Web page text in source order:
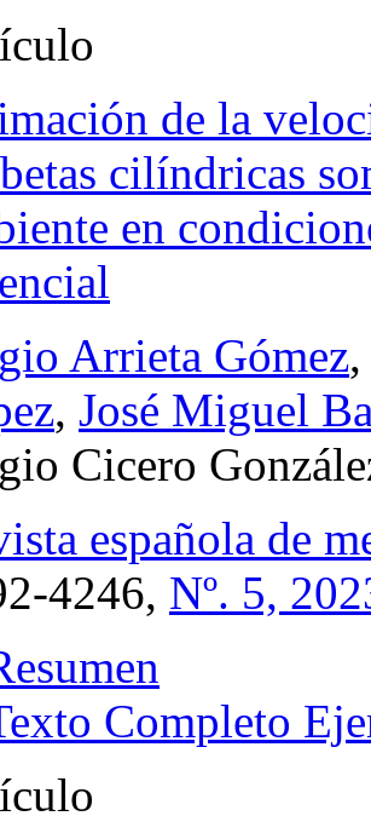
de la
cilíndricas
en
Arrieta Gómez
, José Miguel
Cicero
española de
4246, Nº. 5,
Completo